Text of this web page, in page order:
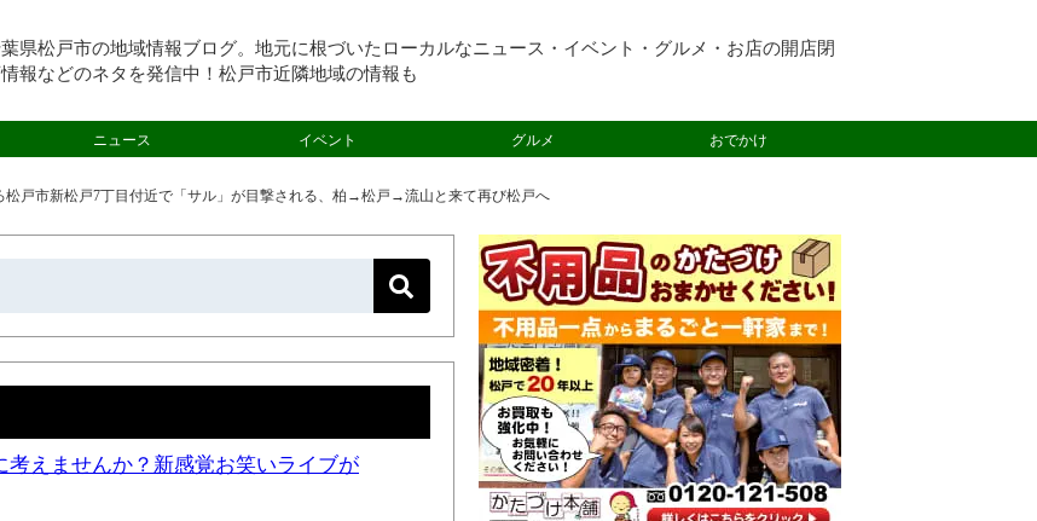
県松戸市の地域情報ブログ。地元に根づいたローカルなニュース・イベント・グルメ・お店の開店閉
情報などのネタを発信中！松戸市近隣地域の情報も
ニュース イベント グルメ おでかけ
松戸市新松戸7丁目付近で「サル」が目撃される、柏→松戸→流山と来て再び松戸へ
えませんか？新感覚お笑いライブが